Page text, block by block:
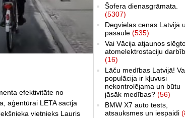
efektivitāte no
aģentūrai LETA sacīja
vietnieks Lauris
Šofera dienasgrāmata.
(5307)
Degvielas cenas Latvijā
pasaulē (535)
Vai Vācija atjaunos
atomelektrostaciju
(16)
Lāču medības Latvijā!
populācija ir kļuvusi
nekontrolējama un būtu
jāsāk medības? (56)
BMW X7 auto tests,
atsauksmes un iespaidi